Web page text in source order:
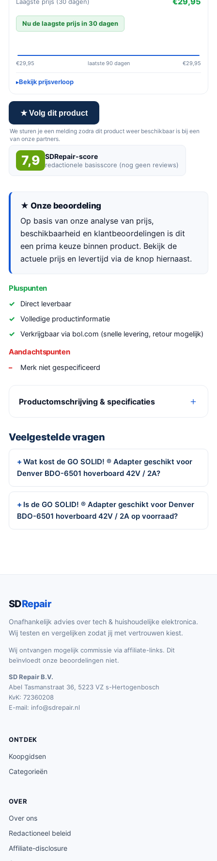
Nu de laagste prijs in 30 dagen
€29,95 laatste 90 dagen €29,95
Bekijk prijsverloop
★ Volg dit product
We sturen je een melding zodra dit product weer beschikbaar is bij een
van onze partners.
7,9 SDRepair-score
redactionele basisscore (nog geen reviews)
★ Onze beoordeling
Op basis van onze analyse van prijs,
beschikbaarheid en klantbeoordelingen is dit
een prima keuze binnen product. Bekijk de
actuele prijs en levertijd via de knop hiernaast.
Pluspunten
Direct leverbaar
Volledige productinformatie
Verkrijgbaar via bol.com (snelle levering, retour mogelijk)
Aandachtspunten
Merk niet gespecificeerd
Productomschrijving & specificaties
Veelgestelde vragen
Wat kost de GO SOLID! ® Adapter geschikt voor
Denver BDO-6501 hoverboard 42V / 2A?
Is de GO SOLID! ® Adapter geschikt voor Denver
BDO-6501 hoverboard 42V / 2A op voorraad?
SDRepair
Onafhankelijk advies over tech & huishoudelijke elektronica.
Wij testen en vergelijken zodat jij met vertrouwen kiest.
Wij ontvangen mogelijk commissie via affiliate-links. Dit
beïnvloedt onze beoordelingen niet.
SD Repair B.V.
Abel Tasmanstraat 36, 5223 VZ s-Hertogenbosch
KvK: 72360208
E-mail: info@sdrepair.nl
ONTDEK
Koopgidsen
Categorieën
OVER
Over ons
Redactioneel beleid
Affiliate-disclosure